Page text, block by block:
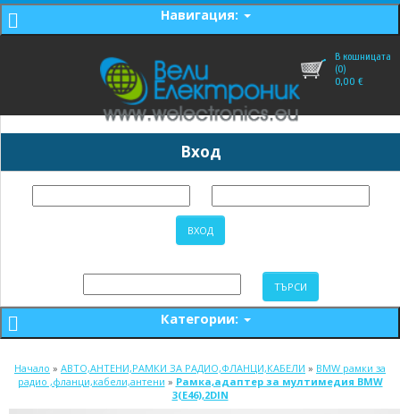
Навигация:
В кошницата
(0)
0,00 €
Вход
Категории:
Начало » АВТО,АНТЕНИ,РАМКИ ЗА РАДИО,ФЛАНЦИ,КАБЕЛИ » BMW рамки за
радио ,фланци,кабели,антени » Рамка,адаптер за мултимедия BMW
3(E46),2DIN